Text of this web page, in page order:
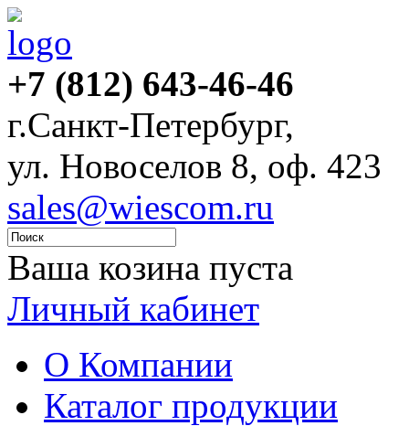
+7 (812) 643-46-46
г.Санкт-Петербург,
ул. Новоселов 8, оф. 423
sales@wiescom.ru
Ваша козина пуста
Личный кабинет
О Компании
Каталог продукции